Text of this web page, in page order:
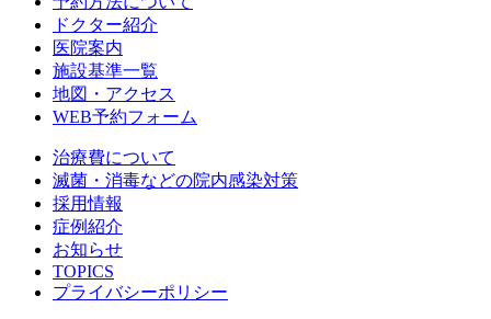
ドクター紹介
医院案内
施設基準一覧
地図・アクセス
WEB予約フォーム
治療費について
滅菌・消毒などの院内感染対策
採用情報
症例紹介
お知らせ
TOPICS
プライバシーポリシー